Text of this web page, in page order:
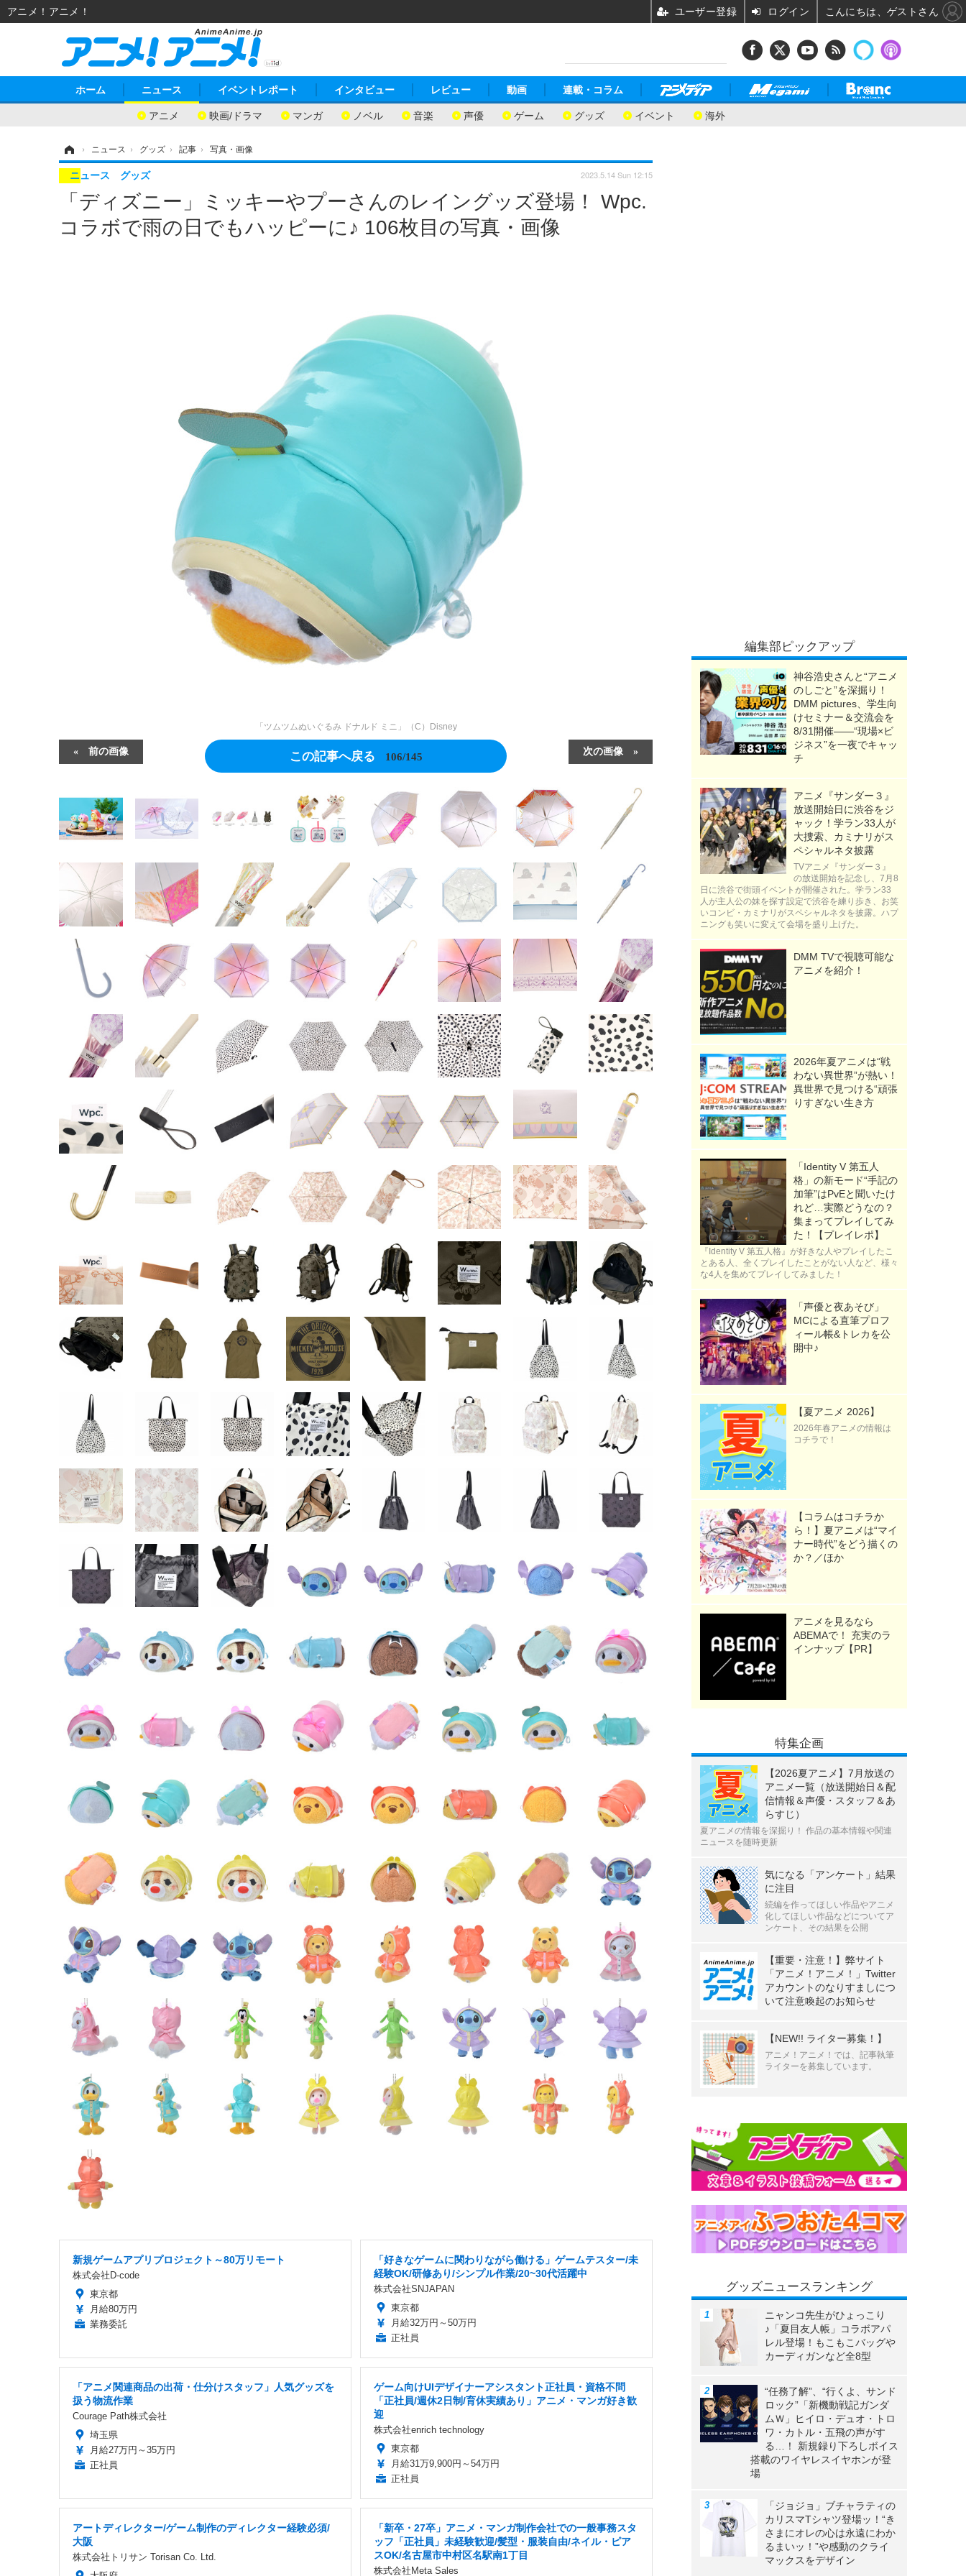
ホーム ニュース
アニメ 映画/ドラマ マンガ ノベル 音楽 声優 ゲーム グッズ イベント 海外
イベントレポート インタビュー レビュー 動画 連載・コラム
› ニュース › グッズ › 記事 › 写真・画像
「ディズニー」ミッキーやプーさんのレイングッズ登場！ Wpc.
コラボで雨の日でもハッピーに♪ 106枚目の写真・画像
ニュース グッズ 2023.5.14 Sun 12:15
「ツムツムぬいぐるみ ドナルド ミニ」（C）Disney
前の画像 次の画像
この記事へ戻る 106/145
新規ゲームアプリプロジェクト～80万リモート
株式会社D-code
東京都
月給80万円
業務委託
「好きなゲームに関わりながら働ける」ゲームテスター/未
経験OK/研修あり/シンプル作業/20~30代活躍中
株式会社SNJAPAN
東京都
月給32万円～50万円
正社員
「アニメ関連商品の出荷・仕分けスタッフ」人気グッズを
扱う物流作業
Courage Path株式会社
埼玉県
月給27万円～35万円
正社員
ゲーム向けUIデザイナーアシスタント正社員・資格不問
「正社員/週休2日制/育休実績あり」アニメ・マンガ好き歓
迎
株式会社enrich technology
東京都
月給31万9,900円～54万円
正社員
アートディレクター/ゲーム制作のディレクター経験必須/
大阪
株式会社トリサン Torisan Co. Ltd.
「新卒・27卒」アニメ・マンガ制作会社での一般事務スタ
ッフ「正社員」未経験歓迎/髪型・服装自由/ネイル・ピア
スOK/名古屋市中村区名駅南1丁目
株式会社Meta Sales
編集部ピックアップ
神谷浩史さんと“アニメ
のしごと”を深掘り！
DMM pictures、学生向
けセミナー＆交流会を
8/31開催――“現場×ビ
ジネス”を一夜でキャッ
チ
アニメ『サンダー３』
放送開始日に渋谷をジ
ャック！学ラン33人が
大捜索、カミナリがス
ペシャルネタ披露
TVアニメ『サンダー３』
の放送開始を記念し、7月8
日に渋谷で街頭イベントが開催された。学ラン33
人が主人公の妹を探す設定で渋谷を練り歩き、お笑
いコンビ・カミナリがスペシャルネタを披露。ハプ
ニングも笑いに変えて会場を盛り上げた。
DMM TVで視聴可能な
アニメを紹介！
2026年夏アニメは“戦
わない異世界”が熱い！
異世界で見つける“頑張
りすぎない生き方
「Identity V 第五人
格」の新モード“手記の
加筆”はPvEと聞いたけ
れど…実際どうなの？
集まってプレイしてみ
た！【プレイレポ】
『Identity V 第五人格』が好きな人やプレイしたこ
とある人、全くプレイしたことがない人など、様々
な4人を集めてプレイしてみました！
「声優と夜あそび」
MCによる直筆プロフ
ィール帳&トレカを公
開中♪
【夏アニメ 2026】
2026年春アニメの情報は
コチラで！
【コラムはコチラか
ら！】夏アニメは“マイ
ナー時代”をどう描くの
か？／ほか
アニメを見るなら
ABEMAで！ 充実のラ
インナップ【PR】
特集企画
【2026夏アニメ】7月放送の
アニメ一覧（放送開始日＆配
信情報＆声優・スタッフ＆あ
らすじ）
夏アニメの情報を深掘り！ 作品の基本情報や関連
ニュースを随時更新
気になる「アンケート」結果
に注目
続編を作ってほしい作品やアニメ
化してほしい作品などについてア
ンケート、その結果を公開
【重要・注意！】弊サイト
「アニメ！アニメ！」Twitter
アカウントのなりすましにつ
いて注意喚起のお知らせ
【NEW!! ライター募集！】
アニメ！アニメ！では、記事執筆
ライターを募集しています。
グッズニュースランキング
ニャンコ先生がひょっこり
♪「夏目友人帳」コラボアパ
レル登場！もこもこバッグや
カーディガンなど全8型
“任務了解”、“行くよ、サンド
ロック”「新機動戦記ガンダ
ムＷ」ヒイロ・デュオ・トロ
ワ・カトル・五飛の声がす
る…！ 新規録り下ろしボイス
搭載のワイヤレスイヤホンが登
場
「ジョジョ」ブチャラティの
カリスマTシャツ登場ッ！“き
さまにオレの心は永遠にわか
るまいッ！”や感動のクライ
マックスをデザイン
アニメ！アニメ！ ユーザー登録 ログイン こんにちは、ゲストさん